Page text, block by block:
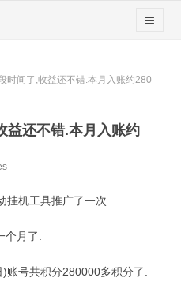
时间了,收益还不错.本月入账约280
益还不错.本月入账约
挂机工具推广了一次.
月了.
号共积分280000多积分了.